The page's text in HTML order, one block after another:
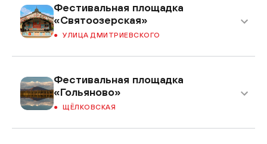
Фестивальная площадка
«Святоозерская»
УЛИЦА ДМИТРИЕВСКОГО
Фестивальная площадка
«Гольяново»
ЩЁЛКОВСКАЯ